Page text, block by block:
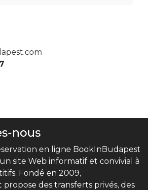
nous
en ligne BookInBudapest
site Web informatif et convivial à
Fondé en 2009,
des transferts privés, des